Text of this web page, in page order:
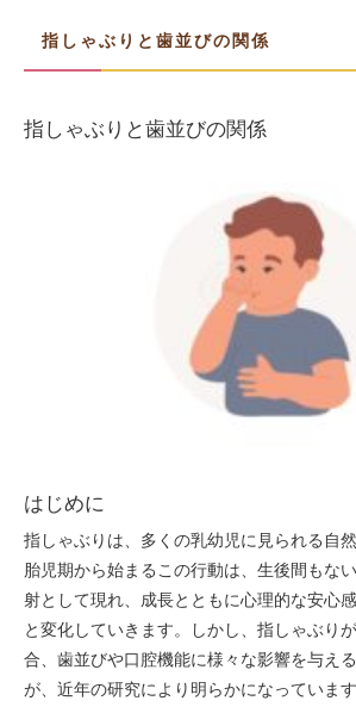
指しゃぶりと歯並びの関係
指しゃぶりと歯並びの関係
はじめに
指しゃぶりは、多くの乳幼児に見られる自
胎児期から始まるこの行動は、生後間もな
射として現れ、成長とともに心理的な安心
と変化していきます。しかし、指しゃぶり
合、歯並びや口腔機能に様々な影響を与え
が、近年の研究により明らかになっていま